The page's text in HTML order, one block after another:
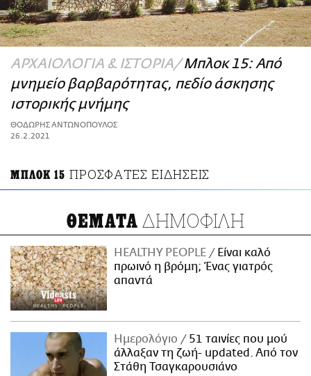
ΑΜΠΑ
PRINT
ΑΡΧΑΙΟΛΟΓΙΑ & ΙΣΤΟΡΙΑ Μπλοκ 15: Από
μνημείο βαρβαρότητας, πεδίο άσκησης
ιστορικής μνήμης
ΘΟΔΩΡΗΣ ΑΝΤΩΝΟΠΟΥΛΟΣ
26.2.2021
ΜΠΛΟΚ 15 ΠΡΟΣΦΑΤΕΣ ΕΙΔΗΣΕΙΣ
ΘΕΜΑΤΑ ΔΗΜΟΦΙΛΗ
HEALTHY PEOPLE
Είναι καλό
πρωινό η βρόμη; Ένας γιατρός
απαντά
Ημερολόγιο
51 ταινίες που μού
άλλαξαν τη ζωή- updated. Aπό τον
Στάθη Τσαγκαρουσιάνο